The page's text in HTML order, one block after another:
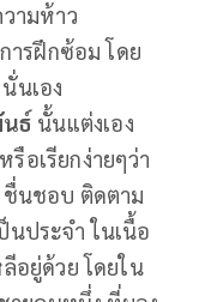
ามห้าว
ารฝึกซ้อม โดย
นเอง
ธ์ นั้นแต่งเอง
อเรียกง่ายๆว่า
ชื่นชอบ ติดตาม
นประจำ ในเนื้อ
อยู่ด้วย โดยใน